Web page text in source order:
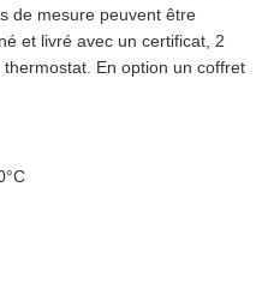
de mesure peuvent être
et livré avec un certificat, 2
En option un coffret